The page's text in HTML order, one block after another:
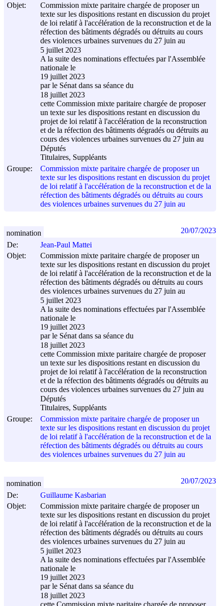
Objet:
Commission mixte paritaire chargée de proposer un
texte sur les dispositions restant en discussion du projet
de loi relatif à l'accélération de la reconstruction et de la
réfection des bâtiments dégradés ou détruits au cours
des violences urbaines survenues du 27 juin au
5 juillet 2023
A la suite des nominations effectuées par l'Assemblée
nationale le
19 juillet 2023
par le Sénat dans sa séance du
18 juillet 2023
cette Commission mixte paritaire chargée de proposer
un texte sur les dispositions restant en discussion du
projet de loi relatif à l'accélération de la reconstruction
et de la réfection des bâtiments dégradés ou détruits au
cours des violences urbaines survenues du 27 juin au
Députés
Titulaires, Suppléants
Groupe:
Commission mixte paritaire chargée de proposer un
texte sur les dispositions restant en discussion du projet
de loi relatif à l'accélération de la reconstruction et de la
réfection des bâtiments dégradés ou détruits au cours
des violences urbaines survenues du 27 juin au
De:
Jean-Paul Mattei
Objet:
Commission mixte paritaire chargée de proposer un
texte sur les dispositions restant en discussion du projet
de loi relatif à l'accélération de la reconstruction et de la
réfection des bâtiments dégradés ou détruits au cours
des violences urbaines survenues du 27 juin au
5 juillet 2023
A la suite des nominations effectuées par l'Assemblée
nationale le
19 juillet 2023
par le Sénat dans sa séance du
18 juillet 2023
cette Commission mixte paritaire chargée de proposer
un texte sur les dispositions restant en discussion du
projet de loi relatif à l'accélération de la reconstruction
et de la réfection des bâtiments dégradés ou détruits au
cours des violences urbaines survenues du 27 juin au
Députés
Titulaires, Suppléants
Groupe:
Commission mixte paritaire chargée de proposer un
texte sur les dispositions restant en discussion du projet
de loi relatif à l'accélération de la reconstruction et de la
réfection des bâtiments dégradés ou détruits au cours
des violences urbaines survenues du 27 juin au
nomination 20/07/2023
De:
Guillaume Kasbarian
Objet:
Commission mixte paritaire chargée de proposer un
texte sur les dispositions restant en discussion du projet
de loi relatif à l'accélération de la reconstruction et de la
réfection des bâtiments dégradés ou détruits au cours
des violences urbaines survenues du 27 juin au
5 juillet 2023
A la suite des nominations effectuées par l'Assemblée
nationale le
19 juillet 2023
par le Sénat dans sa séance du
18 juillet 2023
nomination 20/07/2023